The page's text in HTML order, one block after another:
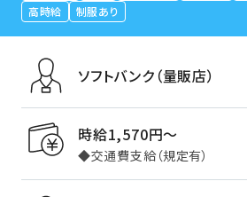
高時給
制服あり
ソフトバンク（量販店）
時給1,570円〜
◆交通費支給（規定有）